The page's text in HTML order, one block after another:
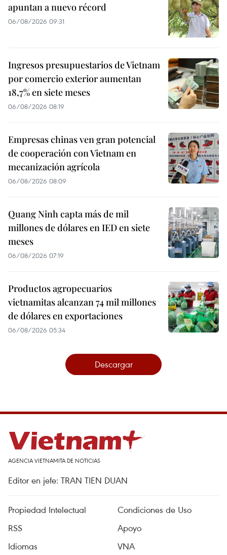
apuntan a nuevo récord
06/08/2026 09:31
Ingresos presupuestarios de Vietnam
por comercio exterior aumentan
18,7% en siete meses
06/08/2026 08:19
Empresas chinas ven gran potencial
de cooperación con Vietnam en
mecanización agrícola
06/08/2026 08:09
Quang Ninh capta más de mil
millones de dólares en IED en siete
meses
06/08/2026 07:19
Productos agropecuarios
vietnamitas alcanzan 74 mil millones
de dólares en exportaciones
06/08/2026 05:34
Descargar
AGENCIA VIETNAMITA DE NOTICIAS
Editor en jefe: TRAN TIEN DUAN
Propiedad Intelectual
Condiciones de Uso
RSS
Apoyo
Idiomas
VNA